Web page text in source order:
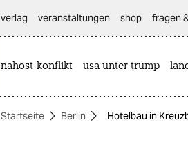
themen
verlag
veranstaltungen shop fragen
nahost-konflikt usa unter trump
Startseite Berlin Hotelbau in